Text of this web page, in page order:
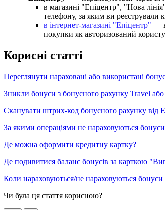
в магазині "Епіцентр", "Нова лінія"
телефону, за яким ви реєстрували к
в інтернет-магазині "Епіцентр" —
покупки як авторизований користу
Корисні статті
Переглянути нараховані або використані бонус
Зникли бонуси з бонусного рахунку Travel або
Сканувати штрих-код бонусного рахунку від Е
За якими операціями не нараховуються бонуси
Де можна оформити кредитну картку?
Де подивитися баланс бонусів за карткою "Ви
Коли нараховуються/не нараховуються бонуси
Чи була ця стаття корисною?